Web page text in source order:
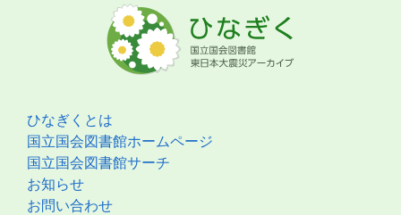
ひなぎくとは
国立国会図書館ホームページ
国立国会図書館サーチ
お知らせ
お問い合わせ